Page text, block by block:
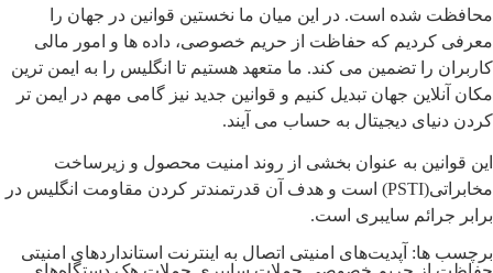
محافظت شده است. در این میان ما نخستین قوانین در جهان را
معرفی کردیم که حفاظت از حریم خصوصی، داده ها و امور مالی
کاربران را تضمین می کند. ما متعهد هستیم تا انگلیس را به ایمن ترین
مکان آنلاین جهان تبدیل کنیم و قوانین جدید نیز گامی مهم در ایمن تر
کردن دنیای دیجیتال به حساب می آیند.
این قوانین به عنوان بخشی از روند امنیت محصول و زیرساخت
مخابراتی(PSTI) است و هدف آن قدرتمندتر کردن مقاومت انگلیس در
برابر جرائم سایبری است.
برچسب ها: آپدیت‌های امنیتی اتصال به اینترنت استانداردهای امنیتی